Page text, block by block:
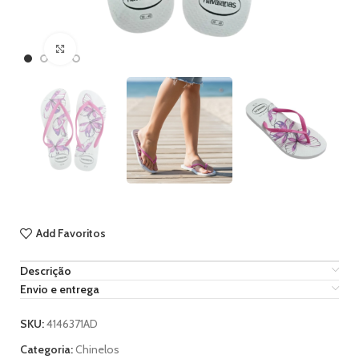
Add Favoritos
Descrição
Envio e entrega
SKU:4146371AD
Categoria:Chinelos